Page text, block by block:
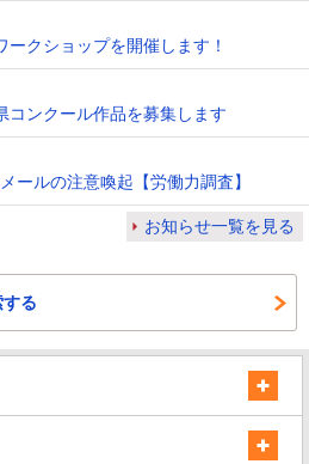
クショップを開催します！
ンクール作品を募集します
ールの注意喚起【労働力調査】
お知らせ一覧を見る
る